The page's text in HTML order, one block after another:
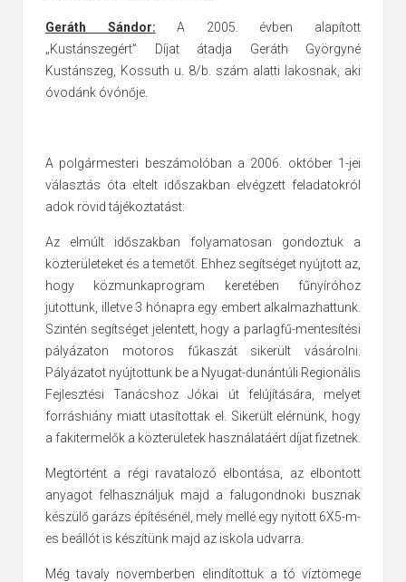
Geráth Sándor:
A 2005. évben alapított
„Kustánszegért” Díjat átadja Geráth Györgyné
Kustánszeg, Kossuth u. 8/b. szám alatti lakosnak, aki
óvodánk óvónője.
A polgármesteri beszámolóban a 2006. október 1-jei
választás óta eltelt időszakban elvégzett feladatokról
adok rövid tájékoztatást:
Az elmúlt időszakban folyamatosan gondoztuk a
közterületeket és a temetőt. Ehhez segítséget nyújtott az,
hogy közmunkaprogram keretében fűnyíróhoz
jutottunk, illetve 3 hónapra egy embert alkalmazhattunk.
Szintén segítséget jelentett, hogy a parlagfű-mentesítési
pályázaton motoros fűkaszát sikerült vásárolni.
Pályázatot nyújtottunk be a Nyugat-dunántúli Regionális
Fejlesztési Tanácshoz Jókai út felújítására, melyet
forráshiány miatt utasítottak el. Sikerült elérnünk, hogy
a fakitermelők a közterületek használatáért díjat fizetnek.
Megtörtént a régi ravatalozó elbontása, az elbontott
anyagot felhasználjuk majd a falugondnoki busznak
készülő garázs építésénél, mely mellé egy nyitott 6X5-m-
es beállót is készítünk majd az iskola udvarra.
Még tavaly novemberben elindítottuk a tó víztömege